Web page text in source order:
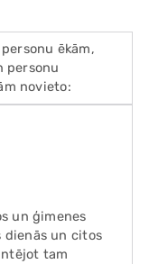
ēkām,
personu
novieto:
un ģimenes
dienās un citos
tam